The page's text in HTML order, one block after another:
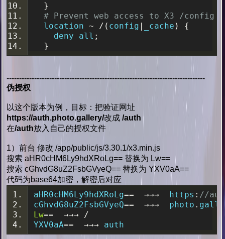
}
# Prevent web access to X3 /config
location ~ /( config | _cache )
{
deny all ;
}
-------------------------------------------------------------------------------
伪授权
以这个版本为例，目标：把验证网址
https://auth.photo.gallery/改成 /auth
在/auth放入自己的授权文件
1）前台 修改 /app/public/js/3.30.1/x3.min.js
搜索 aHR0cHM6Ly9hdXRoLg== 替换为 Lw==
搜索 cGhvdG8uZ2FsbGVyeQ== 替换为 YXV0aA==
代码为base64加密，解密后对应
aHR0cHM6Ly9hdXRoLg== →→→ https : //
cGhvdG8uZ2FsbGVyeQ== →→→ photo .
Lw== →→→
/
YXV0aA== →→→ auth